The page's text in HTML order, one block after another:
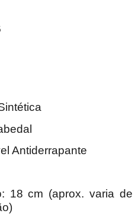
Antiderrapante
18 cm (aprox. varia de